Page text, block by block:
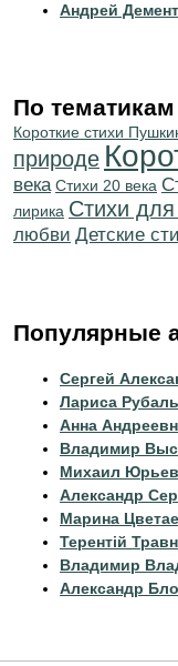
Андрей
По тематикам
Короткие стихи
природе
века Стихи 20 века
лирика Стихи для
любви Детские
Популярные
Сергей
Лариса
Анна
Владимир
Михаил
Александр
Марина
Терентiй
Владимир
Александр